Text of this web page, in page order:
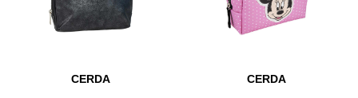
37
CERDA
38
CERDA